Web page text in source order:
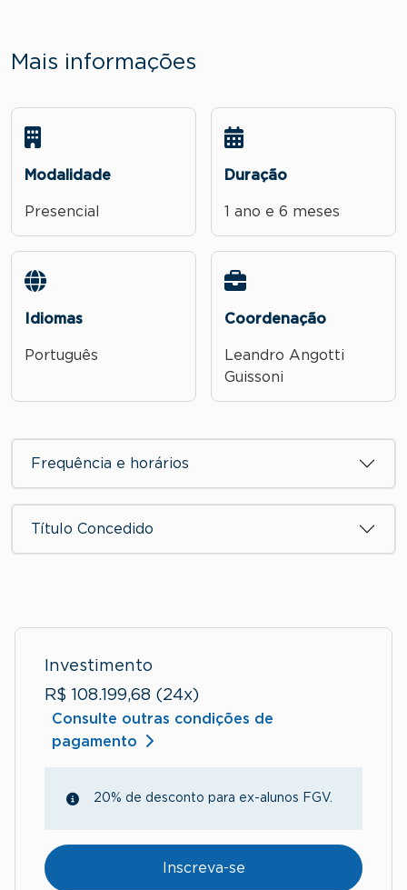
Mais informações
Modalidade
Presencial
Duração
1 ano e 6 meses
Idiomas
Português
Coordenação
Leandro Angotti
Guissoni
Frequência e horários
Título Concedido
Investimento
R$ 108.199,68 (24x)
Consulte outras condições de
pagamento
20% de desconto para ex-alunos FGV.
Inscreva-se